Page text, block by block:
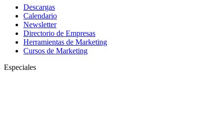
Descargas
Calendario
Newsletter
Directorio de Empresas
Herramientas de Marketing
Cursos de Marketing
Especiales